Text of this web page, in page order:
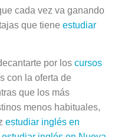
cada vez va ganando
que tieneestudiar
por loscursos
con la oferta de
que los más
menos habituales,
estudiar inglés en